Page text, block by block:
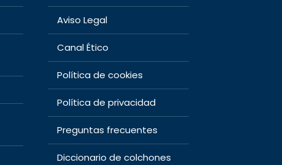
Aviso Legal
Canal Ético
Política de cookies
Política de privacidad
Preguntas frecuentes
Diccionario de colchones